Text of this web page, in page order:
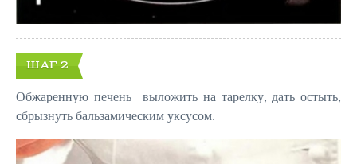
ШАГ 2
Обжаренную печень выложить на тарелку, дать остыть,
сбрызнуть бальзамическим уксусом.